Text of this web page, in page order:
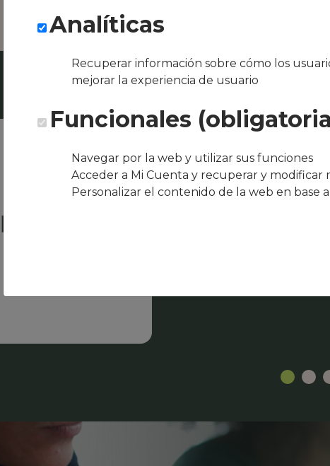
"Después de varios
bueno. El equipo de
trato excelente,
agradece su
Sin lugar a dudas se
Albert Torné - HR
Analíticas
Recuperar información sobre cómo los
mejorar la experiencia de usuario
Funcionales
Navegar por la web y utilizar sus funciones
Acceder a Mi Cuenta y recuperar y modificar
Personalizar el contenido de la web en base